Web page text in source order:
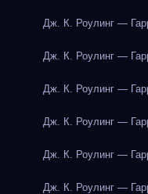
Дж. К. Роулинг —
Дж. К. Роулинг —
Дж. К. Роулинг —
Дж. К. Роулинг —
Дж. К. Роулинг —
Дж. К. Роулинг —